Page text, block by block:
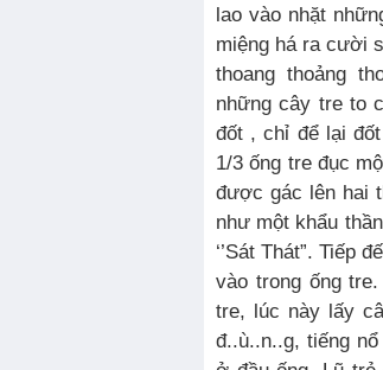
lao vào nhặt
miệng há ra cười
thoang thoảng
những cây tre to
đốt , chỉ để lại
1/3 ống tre đục
được gác lên hai
như một khẩu
‘’Sát Thát”. Tiếp
vào trong ống
tre, lúc này lấy
đ..ù..n..g, tiếng